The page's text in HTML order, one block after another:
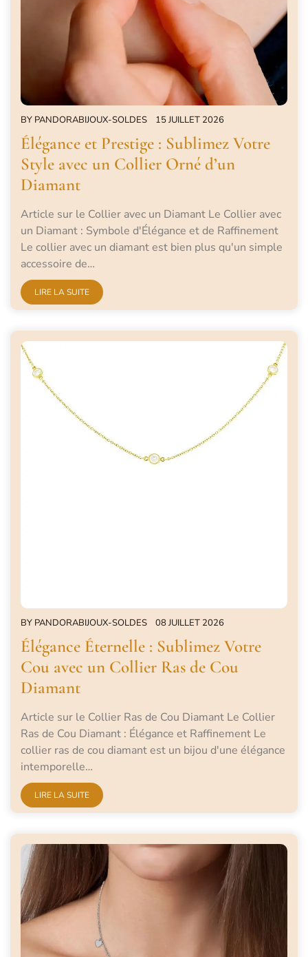
BY PANDORABIJOUX-SOLDES 15 JUILLET 2026
Élégance et Prestige : Sublimez Votre
Style avec un Collier Orné d’un
Diamant
Article sur le Collier avec un Diamant Le Collier avec
un Diamant : Symbole d'Élégance et de Raffinement
Le collier avec un diamant est bien plus qu'un simple
accessoire de…
LIRE LA SUITE
BY PANDORABIJOUX-SOLDES 08 JUILLET 2026
Élégance Éternelle : Sublimez Votre
Cou avec un Collier Ras de Cou
Diamant
Article sur le Collier Ras de Cou Diamant Le Collier
Ras de Cou Diamant : Élégance et Raffinement Le
collier ras de cou diamant est un bijou d'une élégance
intemporelle…
LIRE LA SUITE